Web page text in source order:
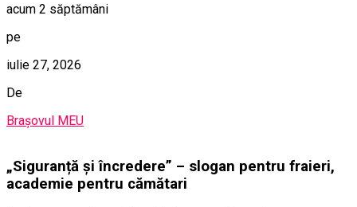
acum 2 săptămâni
pe
iulie 27, 2026
De
Brașovul MEU
„Siguranță și încredere” – slogan pentru fraieri,
academie pentru cămătari